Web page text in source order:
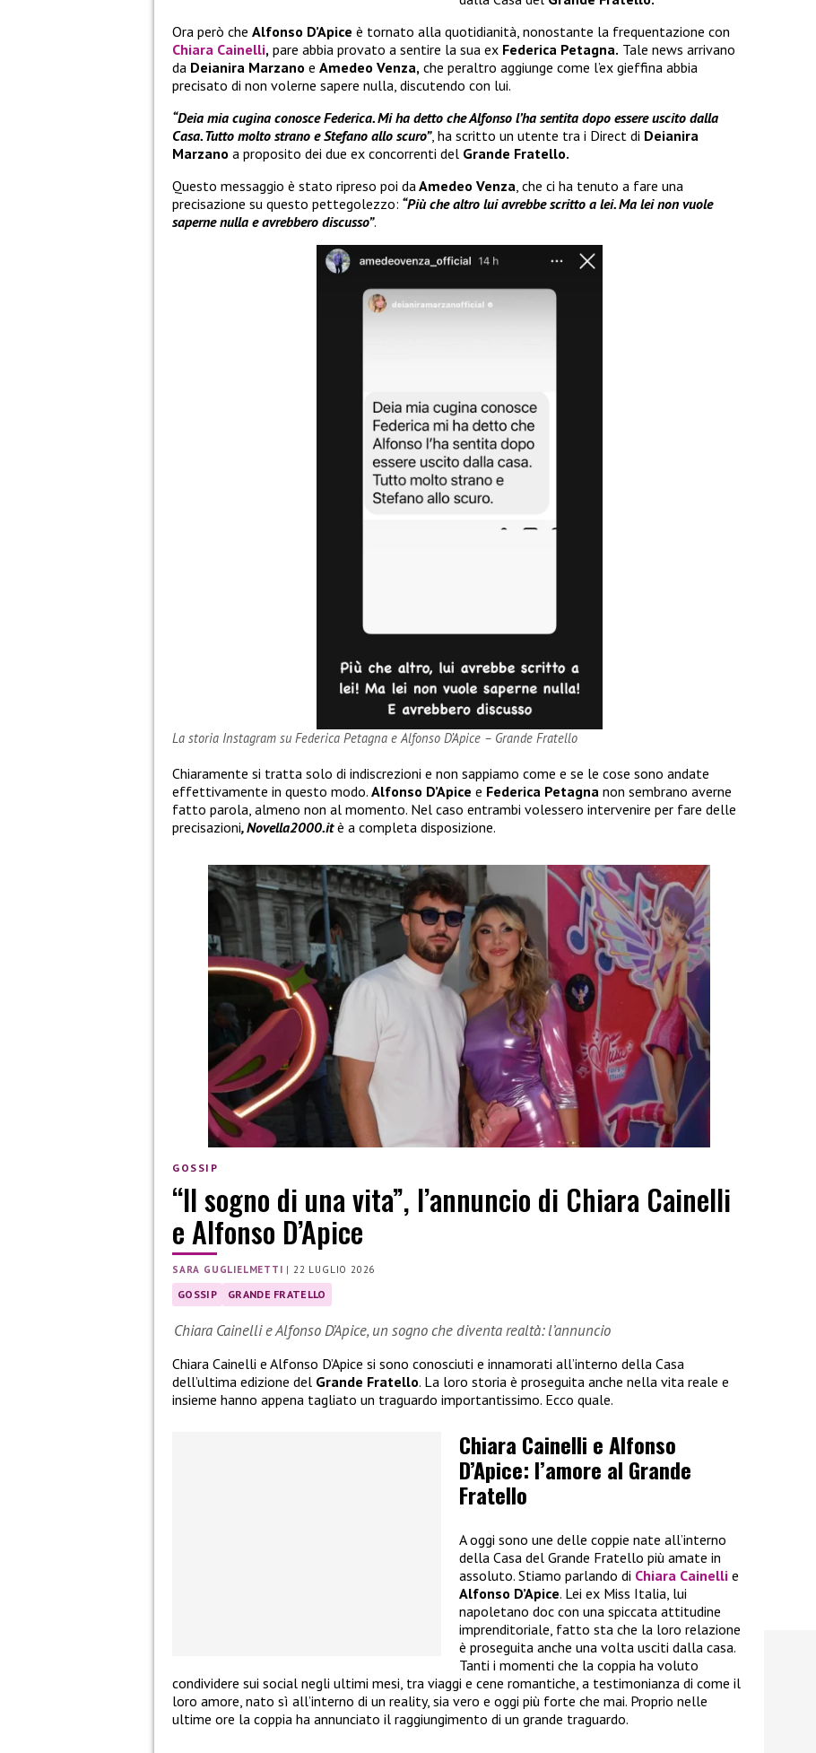
Ora però che Alfonso D’Apice è tornato alla quotidianità, nonostante la frequentazione con
Chiara Cainelli, pare abbia provato a sentire la sua ex Federica Petagna. Tale news arrivano
da Deianira Marzano e Amedeo Venza, che peraltro aggiunge come l’ex gieffina abbia
precisato di non volerne sapere nulla, discutendo con lui.
“Deia mia cugina conosce Federica. Mi ha detto che Alfonso l’ha sentita dopo essere uscito dalla
Casa. Tutto molto strano e Stefano allo scuro”, ha scritto un utente tra i Direct di Deianira
Marzano a proposito dei due ex concorrenti del Grande Fratello.
Questo messaggio è stato ripreso poi daAmedeo Venza, che ci ha tenuto a fare una
precisazione su questo pettegolezzo: “Più che altro lui avrebbe scritto a lei. Ma lei non vuole
saperne nulla e avrebbero discusso”.
La storia Instagram su Federica Petagna e Alfonso D’Apice – Grande Fratello
Chiaramente si tratta solo di indiscrezioni e non sappiamo come e se le cose sono andate
effettivamente in questo modo. Alfonso D’Apice e Federica Petagna non sembrano averne
fatto parola, almeno non al momento. Nel caso entrambi volessero intervenire per fare delle
precisazioni, Novella2000.itè a completa disposizione.
GOSSIP
“Il sogno di una vita”, l’annuncio di Chiara Cainelli
e Alfonso D’Apice
SARA GUGLIELMETTI |22 LUGLIO 2026
GOSSIP GRANDE FRATELLO
Chiara Cainelli e Alfonso D’Apice, un sogno che diventa realtà: l’annuncio
Chiara Cainelli e Alfonso D’Apice si sono conosciuti e innamorati all’interno della Casa
dell’ultima edizione del Grande Fratello. La loro storia è proseguita anche nella vita reale e
insieme hanno appena tagliato un traguardo importantissimo. Ecco quale.
Chiara Cainelli e Alfonso
D’Apice: l’amore al Grande
Fratello
A oggi sono une delle coppie nate all’interno
della Casa del Grande Fratello più amate in
assoluto. Stiamo parlando di Chiara Cainelli e
Alfonso D’Apice. Lei ex Miss Italia, lui
napoletano doc con una spiccata attitudine
imprenditoriale, fatto sta che la loro relazione
è proseguita anche una volta usciti dalla casa.
Tanti i momenti che la coppia ha voluto
condividere sui social negli ultimi mesi, tra viaggi e cene romantiche, a testimonianza di come il
loro amore, nato sì all’interno di un reality, sia vero e oggi più forte che mai. Proprio nelle
ultime ore la coppia ha annunciato il raggiungimento di un grande traguardo.